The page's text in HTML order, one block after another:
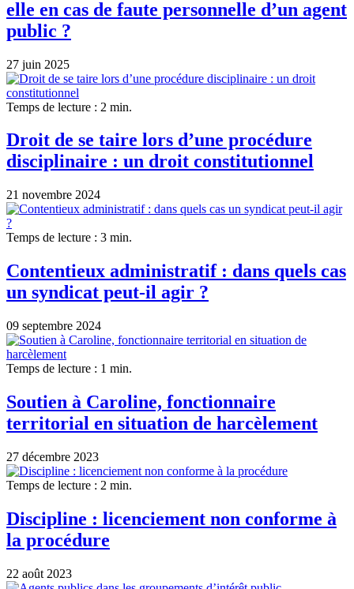
elle en cas de faute personnelle d’un agent
public ?
27 juin 2025
Temps de lecture : 2 min.
Droit de se taire lors d’une procédure
disciplinaire : un droit constitutionnel
21 novembre 2024
Temps de lecture : 3 min.
Contentieux administratif : dans quels cas
un syndicat peut-il agir ?
09 septembre 2024
Temps de lecture : 1 min.
Soutien à Caroline, fonctionnaire
territorial en situation de harcèlement
27 décembre 2023
Temps de lecture : 2 min.
Discipline : licenciement non conforme à
la procédure
22 août 2023